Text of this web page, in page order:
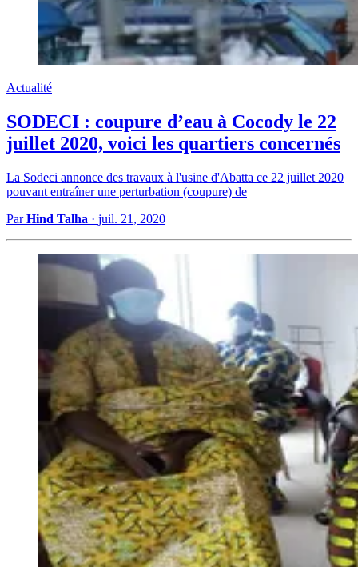
Actualité
SODECI : coupure d’eau à Cocody le 22
juillet 2020, voici les quartiers concernés
La Sodeci annonce des travaux à l'usine d'Abatta ce 22 juillet 2020
pouvant entraîner une perturbation (coupure) de
ParHind Talha · juil. 21, 2020